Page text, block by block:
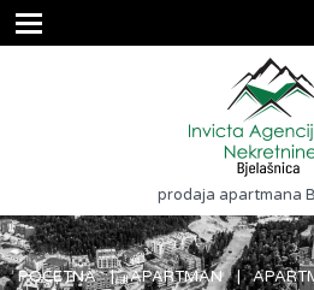
prodaja apartmana
POČETNA APARTMAN